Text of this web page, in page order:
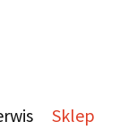
Sklep